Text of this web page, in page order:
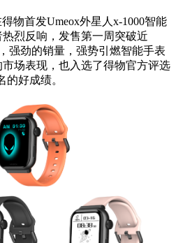
物首发Umeox外星人x-1000智能
烈反响，发售第一周突破近
强劲的销量，强势引燃智能手表
场表现，也入选了得物官方评选
的好成绩。